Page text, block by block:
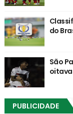
do
São
PUBLICIDADE